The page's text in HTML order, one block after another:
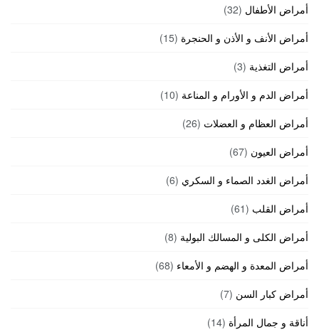
أمراض الأطفال (32)
أمراض الأنف و الأذن و الحنجرة (15)
أمراض التغذية (3)
أمراض الدم و الأورام و المناعة (10)
أمراض العظام و العضلات (26)
أمراض العيون (67)
أمراض الغدد الصماء و السكري (6)
أمراض القلب (61)
أمراض الكلى و المسالك البولية (8)
أمراض المعدة و الهضم و الأمعاء (68)
أمراض كبار السن (7)
أناقة و جمال المرأة (14)